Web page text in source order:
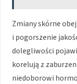
Zmiany skórne
i pogorszenie
dolegliwości
korelują z
niedoborowi